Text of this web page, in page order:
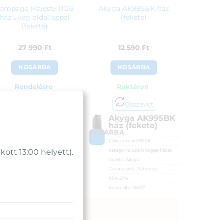
Majesty RGB
ház üveg oldallappal
(fekete)
27 990 Ft
KOSÁRBA
Rendelésre
Cikkszám:23696
Akyga AK995BK ház
(fekete)
12 590 Ft
KOSÁRBA
Raktáron
Összevet
KOSÁRBA
Akyga AK995BK
ház (fekete)
Cikkszám: AK995BK
Kategória: Számítógép házak
Gyártó: Akyga
Garanciaidő:
24 hónap
ÁFA:
27%
Azonosító:
36377
13:00 helyett).